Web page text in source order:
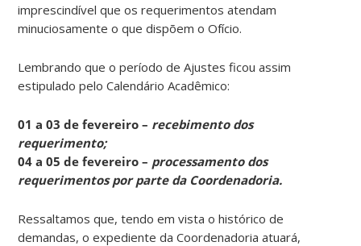
imprescindível que os requerimentos atendam
minuciosamente o que dispõem o Ofício.
Lembrando que o período de Ajustes ficou assim
estipulado pelo Calendário Acadêmico:
01 a 03 de fevereiro – recebimento dos
requerimento;
04 a 05 de fevereiro – processamento dos
requerimentos por parte da Coordenadoria.
Ressaltamos que, tendo em vista o histórico de
demandas, o expediente da Coordenadoria atuará,